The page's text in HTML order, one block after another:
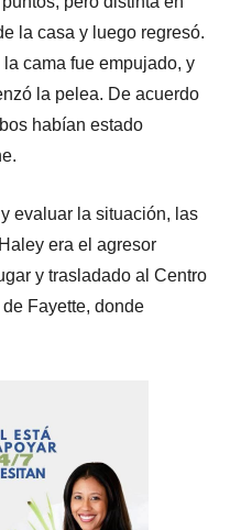
la casa y luego regresó.
cama fue empujado, y
la pelea. De acuerdo
habían estado
evaluar la situación, las
era el agresor
y trasladado al Centro
Fayette, donde